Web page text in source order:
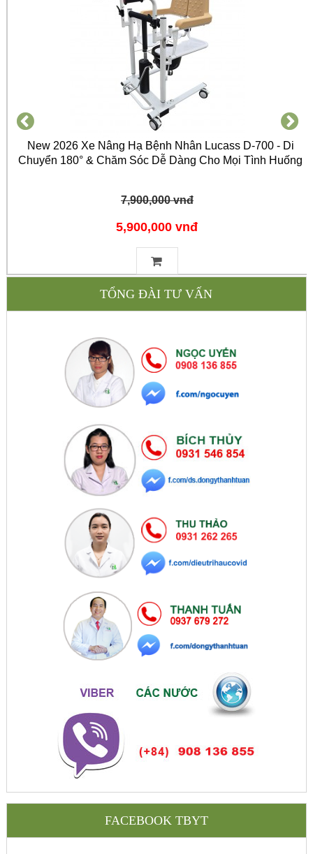
New 2026 Xe Nâng Hạ Bệnh Nhân Lucass D-700 - Di
Chuyển 180° & Chăm Sóc Dễ Dàng Cho Mọi Tình Huống
7,900,000 vnđ
5,900,000 vnđ
TỔNG ĐÀI TƯ VẤN
FACEBOOK TBYT